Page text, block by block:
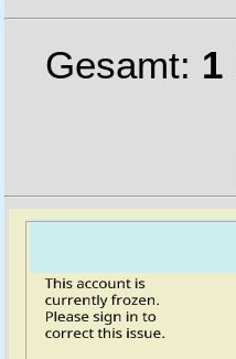
Gesamt: 1